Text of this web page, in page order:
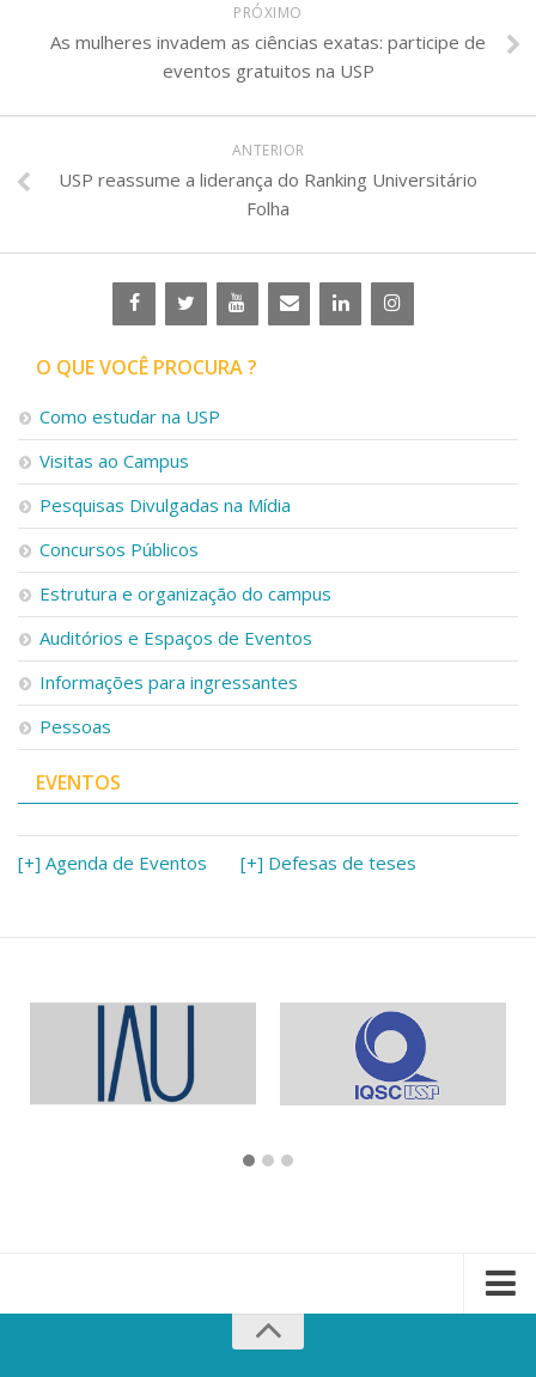
PRÓXIMO
As mulheres invadem as ciências exatas: participe de
eventos gratuitos na USP
ANTERIOR
USP reassume a liderança do Ranking Universitário
Folha
O QUE VOCÊ PROCURA ?
Como estudar na USP
Visitas ao Campus
Pesquisas Divulgadas na Mídia
Concursos Públicos
Estrutura e organização do campus
Auditórios e Espaços de Eventos
Informações para ingressantes
Pessoas
EVENTOS
[+] Agenda de Eventos [+] Defesas de teses